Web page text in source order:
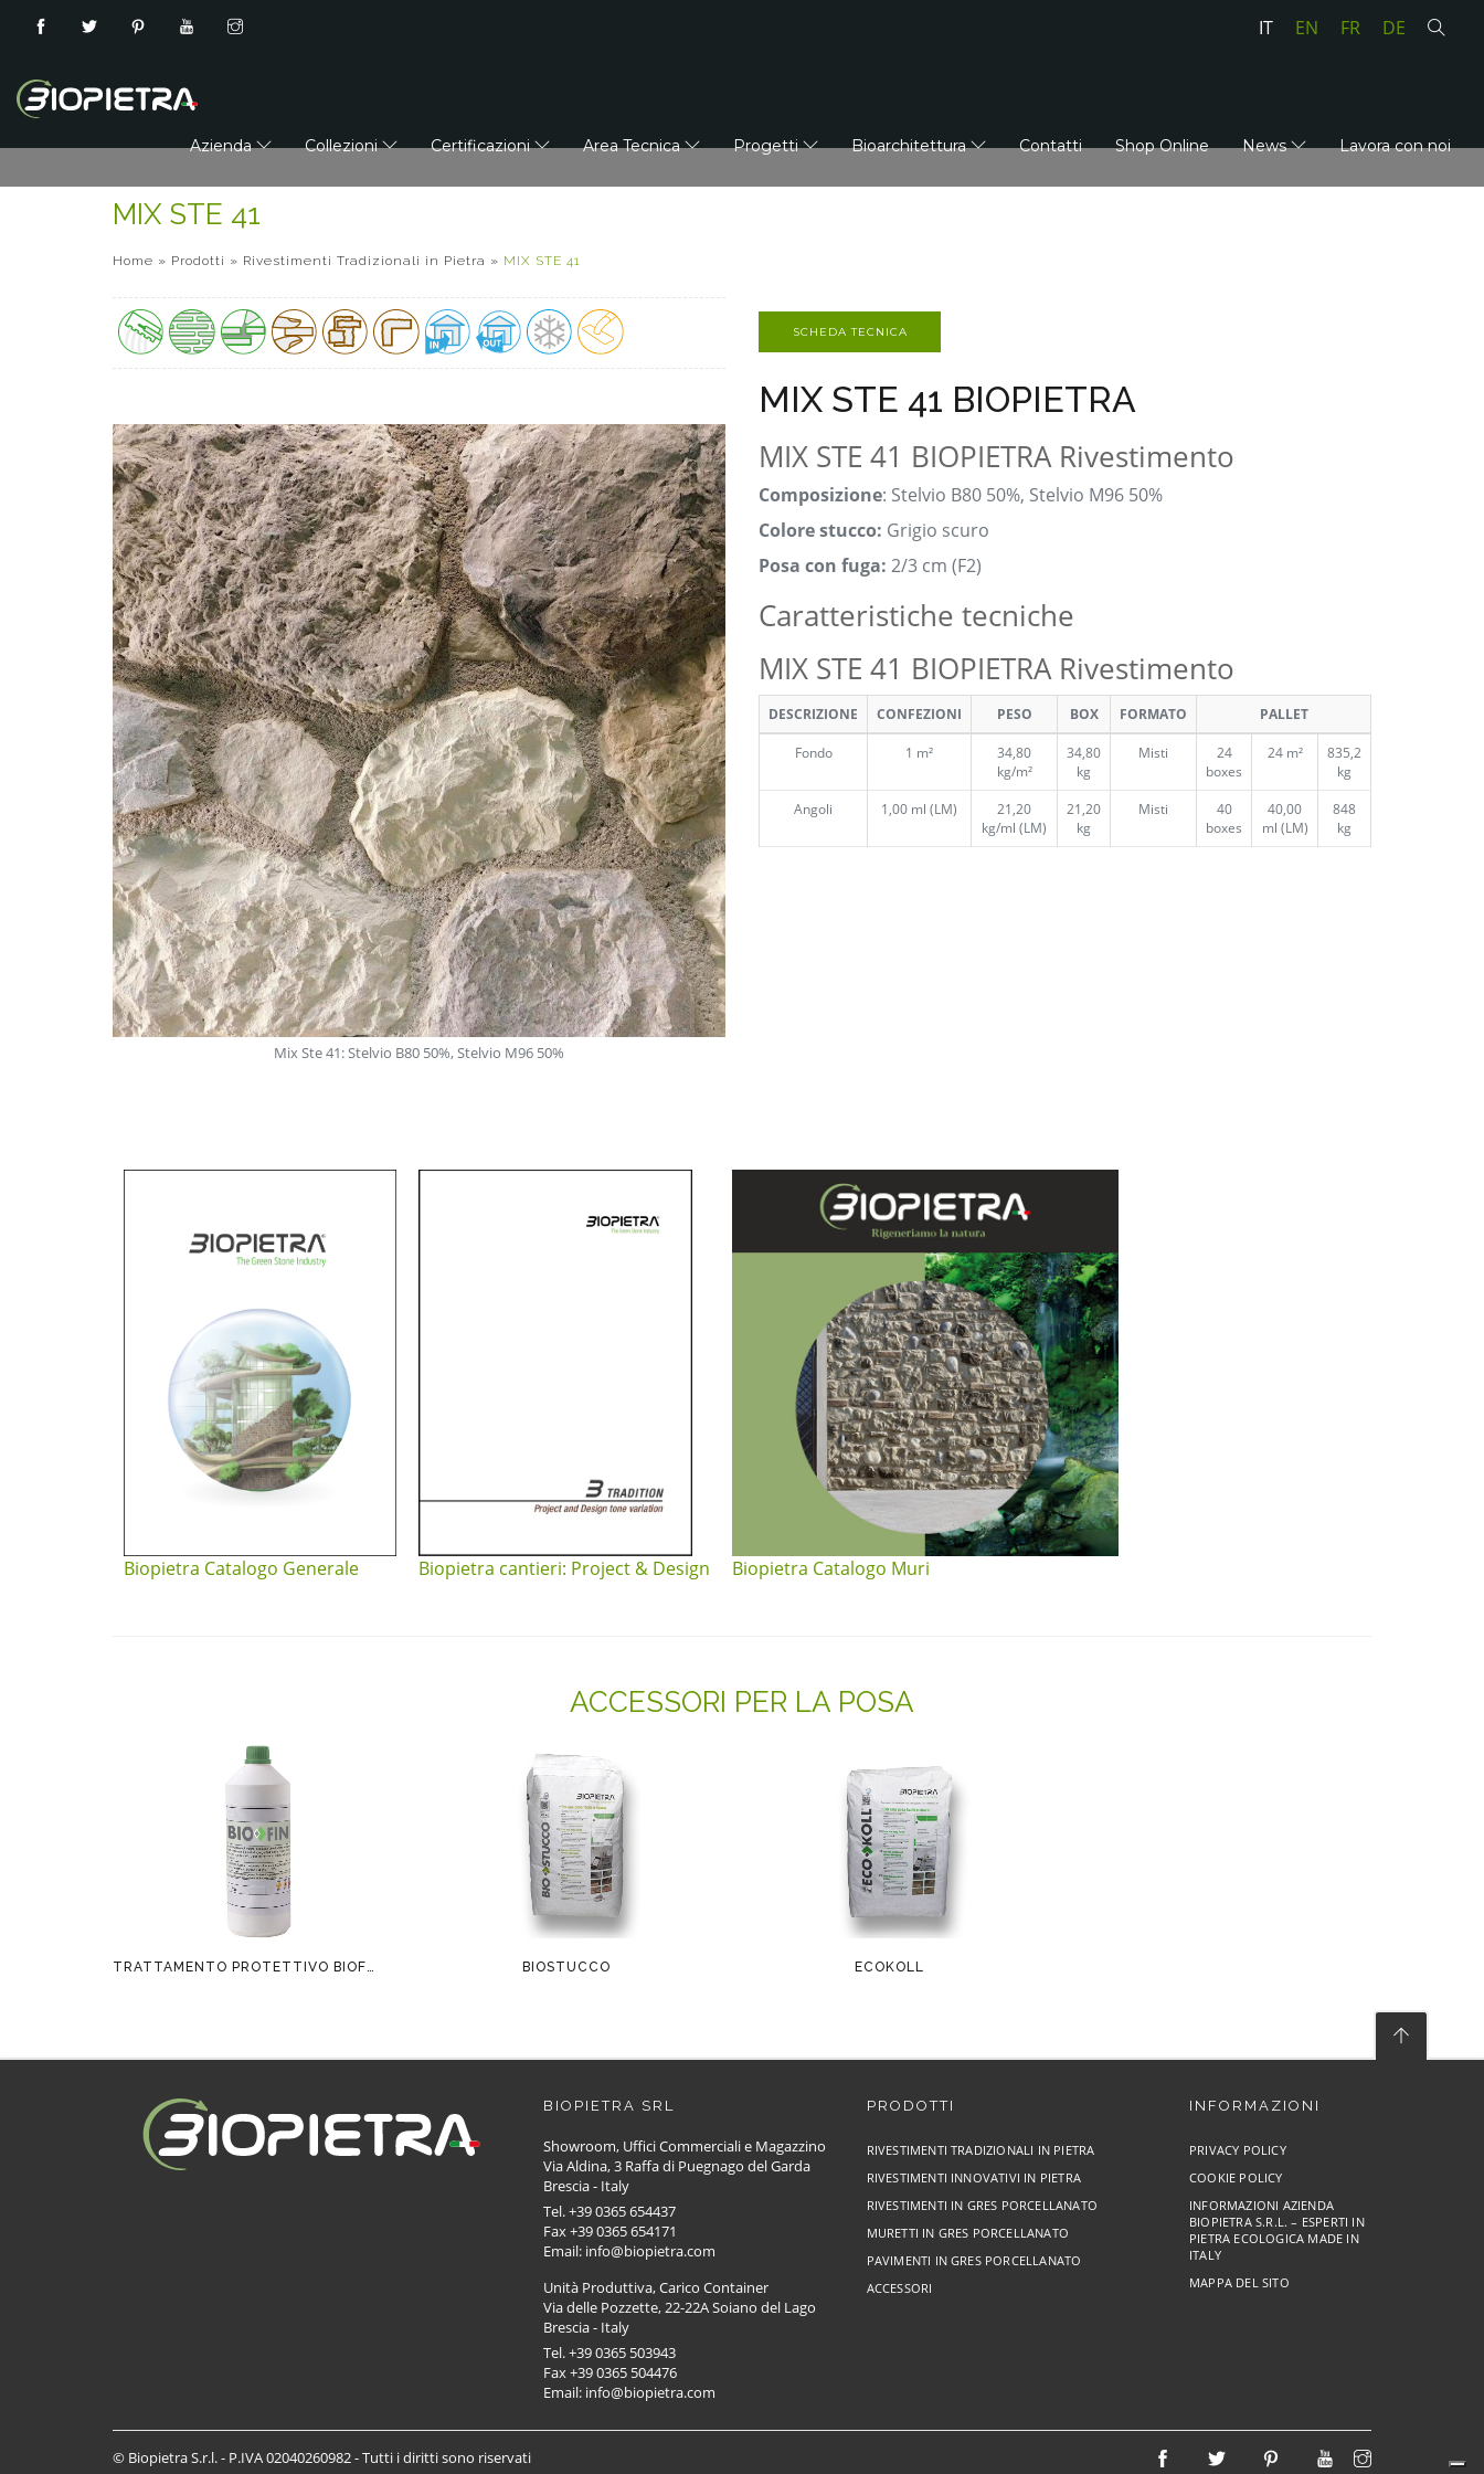
IT EN FR DE
Azienda Collezioni Certificazioni Area Tecnica Progetti Bioarchitettura Contatti Shop Online News Lavora con noi
MIX STE 41
Home » Prodotti » Rivestimenti Tradizionali in Pietra » MIX STE 41
Mix Ste 41: Stelvio B80 50%, Stelvio M96 50%
SCHEDA TECNICA
MIX STE 41 BIOPIETRA
MIX STE 41 BIOPIETRA Rivestimento
Composizione: Stelvio B80 50%, Stelvio M96 50%
Colore stucco: Grigio scuro
Posa con fuga: 2/3 cm (F2)
Caratteristiche tecniche
MIX STE 41 BIOPIETRA Rivestimento
DESCRIZIONE CONFEZIONI PESO BOX FORMATO PALLET
Fondo 1 m²
34,80
kg/m²
34,80
kg
Misti
24
boxes
24 m²
835,2
kg
Angoli
1,00 ml (LM)
21,20
kg/ml (LM)
21,20
kg
Misti
40
boxes
40,00
ml (LM)
848
kg
Biopietra Catalogo Generale Biopietra cantieri: Project & Design Biopietra Catalogo Muri
ACCESSORI PER LA POSA
TRATTAMENTO PROTETTIVO BIOFIN BIOSTUCCO ECOKOLL
BIOPIETRA SRL
Showroom, Uffici Commerciali e Magazzino
Via Aldina, 3 Raffa di Puegnago del Garda
Brescia - Italy
Tel. +39 0365 654437
Fax +39 0365 654171
Email: info@biopietra.com
Unità Produttiva, Carico Container
Via delle Pozzette, 22-22A Soiano del Lago
Brescia - Italy
Tel. +39 0365 503943
Fax +39 0365 504476
Email: info@biopietra.com
PRODOTTI
RIVESTIMENTI TRADIZIONALI IN PIETRA
RIVESTIMENTI INNOVATIVI IN PIETRA
RIVESTIMENTI IN GRES PORCELLANATO
MURETTI IN GRES PORCELLANATO
PAVIMENTI IN GRES PORCELLANATO
ACCESSORI
INFORMAZIONI
PRIVACY POLICY
COOKIE POLICY
INFORMAZIONI AZIENDA
BIOPIETRA S.R.L. – ESPERTI IN
PIETRA ECOLOGICA MADE IN
ITALY
MAPPA DEL SITO
© Biopietra S.r.l. - P.IVA 02040260982 - Tutti i diritti sono riservati